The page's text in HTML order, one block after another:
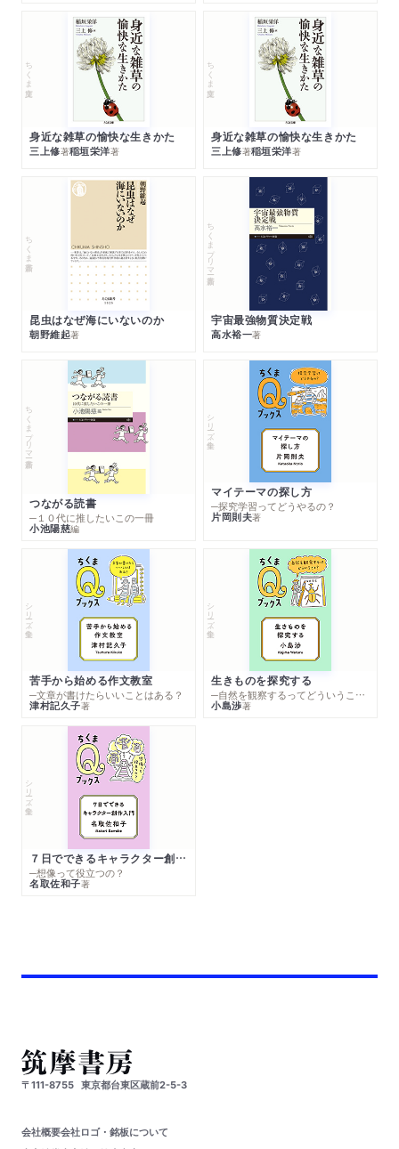
ちくま文庫
身近な雑草の愉快な生きかた
三上修著稲垣栄洋著
ちくま文庫
身近な雑草の愉快な生きかた
三上修著稲垣栄洋著
ちくま新書
昆虫はなぜ海にいないのか
朝野維起著
ちくまプリマー新書
宇宙最強物質決定戦
高水裕一著
ちくまプリマー新書
つながる読書
─１０代に推したいこの一冊
小池陽慈編
シリーズ・全集
マイテーマの探し方
─探究学習ってどうやるの？
片岡則夫著
シリーズ・全集
苦手から始める作文教室
─文章が書けたらいいことはある？
津村記久子著
シリーズ・全集
生きものを探究する
─自然を観察するってどういうこと？
小島渉著
シリーズ・全集
７日でできるキャラクター創作入門
─想像って役立つの？
名取佐和子著
〒111-8755 東京都台東区蔵前2-5-3
会社概要会社ロゴ・銘板について